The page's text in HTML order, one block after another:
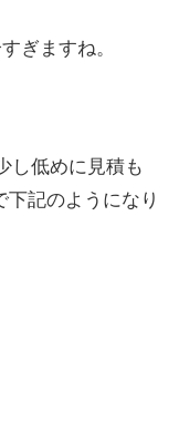
ぎますね。
し低めに見積も
下記のようになり